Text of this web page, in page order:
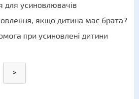
для усиновлювачів
якщо дитина має брата?
при усиновлені дитини
>